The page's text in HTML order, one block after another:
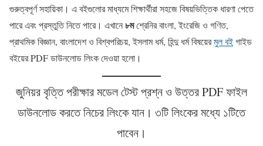
গুরুত্বপূর্ণ সহায়িকা। এ বইগুলোর মাধ্যমে শিক্ষার্থীরা সহজে বিষয়ভিত্তিক ধারণা পেতে
পারে এবং প্রস্তুতি নিতে পারে। এখানে৮মশ্রেনির বাংলা, ইংরেজি ও গণিত,
প্রাথমিক বিজ্ঞান, বাংলাদেশ ও বিশ্বপরিচয়, ইসলাম ধর্ম, হিন্দু ধর্ম বিষয়েরমুল বইগাইড
বইয়ের PDF ডাউনলোড লিংক দেওয়া হলো।
জুনিয়র বৃত্তি পরীক্ষার মডেল টেস্ট প্রশ্ন ও উত্তর PDF ফাইল
ডাউনলোড করতে নিচের লিংকে যান। ৩টি লিংকের মধ্যে ১টিতে
পাবেন।